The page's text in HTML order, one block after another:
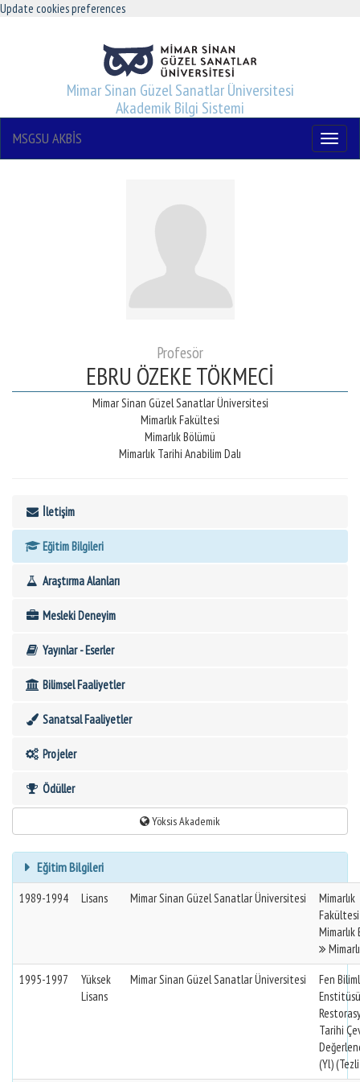
Update cookies preferences
Mimar Sinan Güzel Sanatlar Üniversitesi
Akademik Bilgi Sistemi
Menu
MSGSU AKBİS
Profesör
EBRU ÖZEKE TÖKMECİ
Mimar Sinan Güzel Sanatlar Üniversitesi
Mimarlık Fakültesi
Mimarlık Bölümü
Mimarlık Tarihi Anabilim Dalı
İletişim
Eğitim Bilgileri
Araştırma Alanları
Mesleki Deneyim
Yayınlar - Eserler
Bilimsel Faaliyetler
Sanatsal Faaliyetler
Projeler
Ödüller
Yöksis Akademik
Eğitim Bilgileri
1989-1994 Lisans Mimar Sinan Güzel Sanatlar Üniversitesi
Mimarlık
Mimarlık
1995-1997
Yüksek
Lisans
Mimar Sinan Güzel Sanatlar Üniversitesi
Fen
Tarihi
(Yl)